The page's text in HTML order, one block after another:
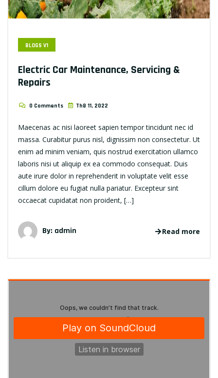
BLOGS V1
Electric Car Maintenance, Servicing &
Repairs
0 Comments Th8 11, 2022
Maecenas ac nisi laoreet sapien tempor tincidunt nec id
massa. Curabitur purus nisl, dignissim non consectetur. Ut
enim ad minim veniam, quis nostrud exercitation ullamco
laboris nisi ut aliquip ex ea commodo consequat. Duis
aute irure dolor in reprehenderit in voluptate velit esse
cillum dolore eu fugiat nulla pariatur. Excepteur sint
occaecat cupidatat non proident, […]
By: admin Read more